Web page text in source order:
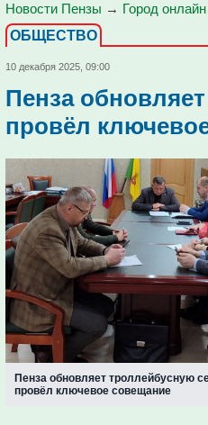
Новости Пензы → Город онлайн
ОБЩЕСТВО
10 декабря 2025, 09:00
Пенза
провёл
Пенза обновляет троллейбусную
провёл ключевое совещание